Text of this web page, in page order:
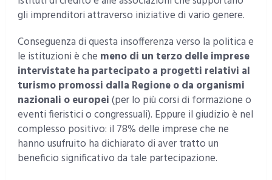
gli imprenditori attraverso iniziative di vario genere.
Conseguenza di questa insofferenza verso la politica e
le istituzioni è che meno di un terzo delle imprese
intervistate ha partecipato a progetti relativi al
turismo promossi dalla Regione o da organismi
nazionali o europei(per lo più corsi di formazione o
eventi fieristici o congressuali). Eppure il giudizio è nel
complesso positivo: il 78% delle imprese che ne
hanno usufruito ha dichiarato di aver tratto un
beneficio significativo da tale partecipazione.